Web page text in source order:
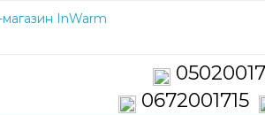
0672001715